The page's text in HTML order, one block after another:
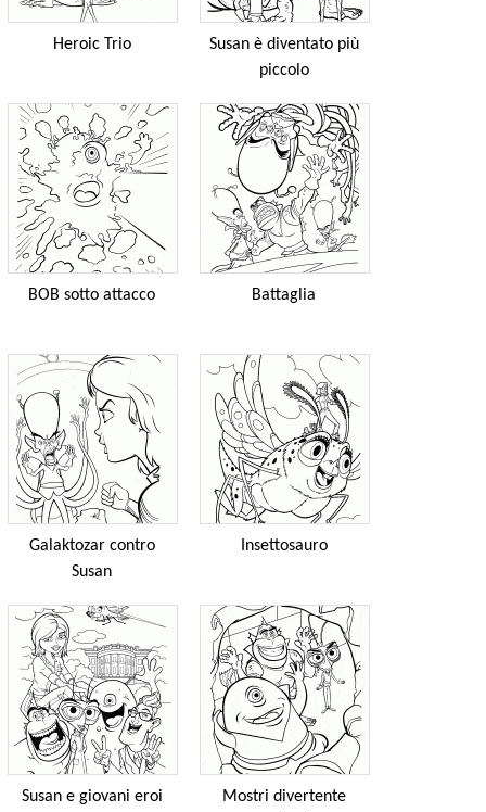
Heroic Trio
Susan è diventato più
piccolo
BOB sotto attacco Battaglia
Galaktozar contro
Susan
Insettosauro
Susan e giovani eroi
Mostri divertente